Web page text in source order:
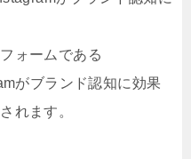
ォームである
がブランド認知に効果
れます。